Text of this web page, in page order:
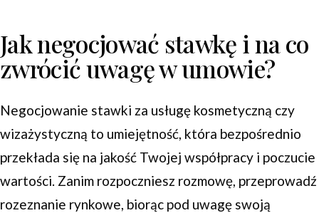
Jak negocjować stawkę i na co
zwrócić uwagę w umowie?
Negocjowanie stawki za usługę kosmetyczną czy
wizażystyczną to umiejętność, która bezpośrednio
przekłada się na jakość Twojej współpracy i poczucie
wartości. Zanim rozpoczniesz rozmowę, przeprowadź
rozeznanie rynkowe, biorąc pod uwagę swoją